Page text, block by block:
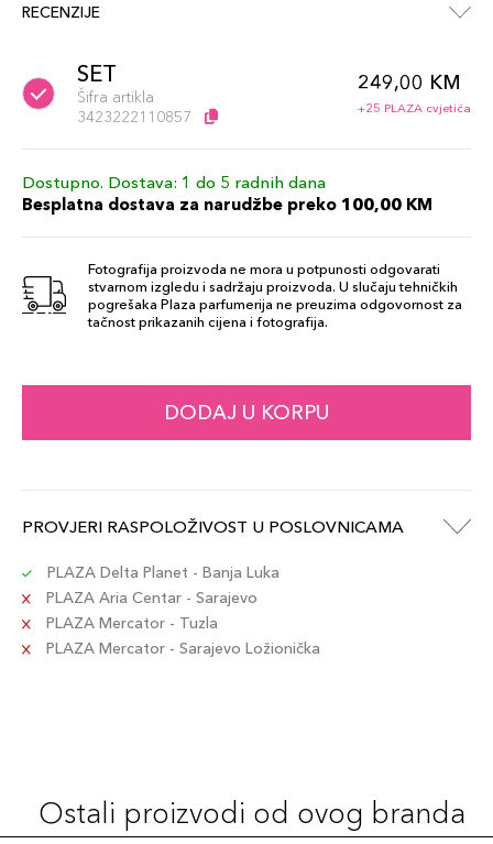
RECENZIJE
SET
Šifra artikla
3423222110857
249,00 KM
+25 PLAZA cvjetića
Dostupno. Dostava: 1 do 5 radnih dana
Besplatna dostava za narudžbe preko 100,00 KM
Fotografija proizvoda ne mora u potpunosti odgovarati
stvarnom izgledu i sadržaju proizvoda. U slučaju tehničkih
pogrešaka Plaza parfumerija ne preuzima odgovornost za
tačnost prikazanih cijena i fotografija.
DODAJ U KORPU
PROVJERI RASPOLOŽIVOST U POSLOVNICAMA
PLAZA Delta Planet - Banja Luka
PLAZA Aria Centar - Sarajevo
PLAZA Mercator - Tuzla
PLAZA Mercator - Sarajevo Ložionička
Ostali proizvodi od ovog branda